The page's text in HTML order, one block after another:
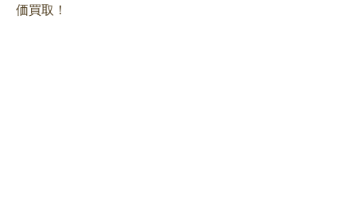
価買取！